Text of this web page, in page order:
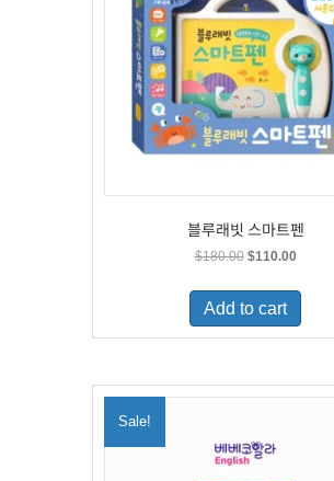
블루래빗 스마트펜
$180.00 Original
was:
$180.00.
$110.00Current
is:
Add to cart
Sale!